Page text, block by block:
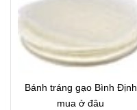
Bánh tráng gạo Bình Định
mua ở đâu